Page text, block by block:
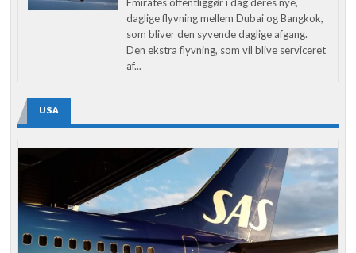
daglige flyvning mellem Dubai og Bangkok,
som bliver den syvende daglige afgang.
Den ekstra flyvning, som vil blive serviceret
af...
USA